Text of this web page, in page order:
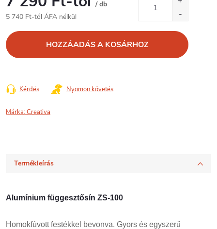
/ db
5 740 Ft-tól ÁFA nélkül
HOZZÁADÁS A KOSÁRHOZ
Kérdés Nyomon követés
Márka:Creativa
Termékleírás
Alumínium függesztősín ZS-100
Homokfúvott festékkel bevonva. Gyors és egyszerű